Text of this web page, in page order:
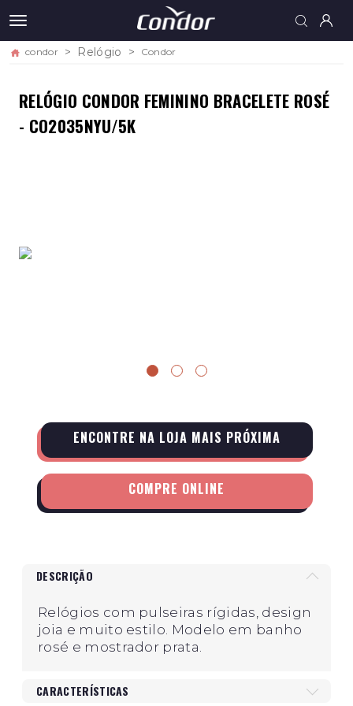
condor Relógio Condor
RELÓGIO CONDOR FEMININO BRACELETE ROSÉ
- CO2035NYU/5K
ENCONTRE NA LOJA MAIS PRÓXIMA
COMPRE ONLINE
DESCRIÇÃO
Relógios com pulseiras rígidas, design
joia e muito estilo. Modelo em banho
rosé e mostrador prata.
CARACTERÍSTICAS